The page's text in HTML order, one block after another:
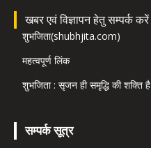
खबर एवं विज्ञापन हेतु सम्पर्क करें
शुभजिता(shubhjita.com)
महत्वपूर्ण लिंक
शुभजिता : सृजन ही समृद्धि की शक्ति है
सम्पर्क सूत्र